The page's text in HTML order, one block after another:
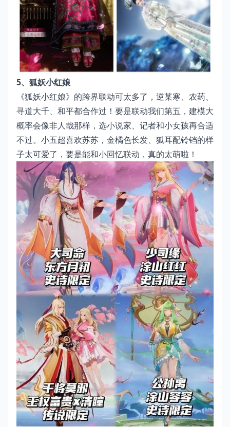
5、狐妖小红娘
《狐妖小红娘》的跨界联动可太多了，逆某寒、农药、
寻道大千、和平都合作过！要是联动我们第五，建模大
概率会像非人哉那样，选小说家、记者和小女孩再合适
不过。小五超喜欢苏苏，金橘色长发、狐耳配铃铛的样
子太可爱了，要是能和小回忆联动，真的太萌啦！